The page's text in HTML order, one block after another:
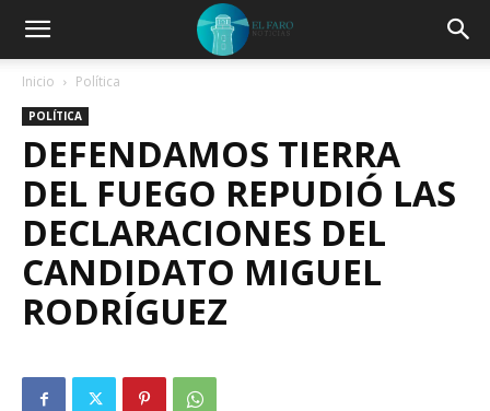
Inicio Política
POLÍTICA
DEFENDAMOS TIERRA
DEL FUEGO REPUDIÓ LAS
DECLARACIONES DEL
CANDIDATO MIGUEL
RODRÍGUEZ